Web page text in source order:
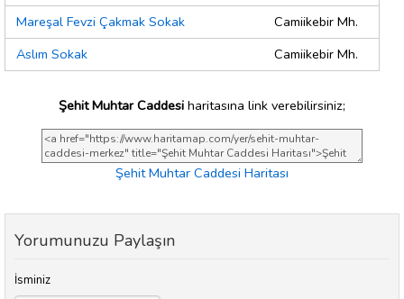
Mareşal Fevzi Çakmak Sokak
Camiikebir Mh.
Aslım Sokak
Camiikebir Mh.
Şehit Muhtar Caddesi haritasına link verebilirsiniz;
Şehit Muhtar Caddesi Haritası
Yorumunuzu Paylaşın
İsminiz